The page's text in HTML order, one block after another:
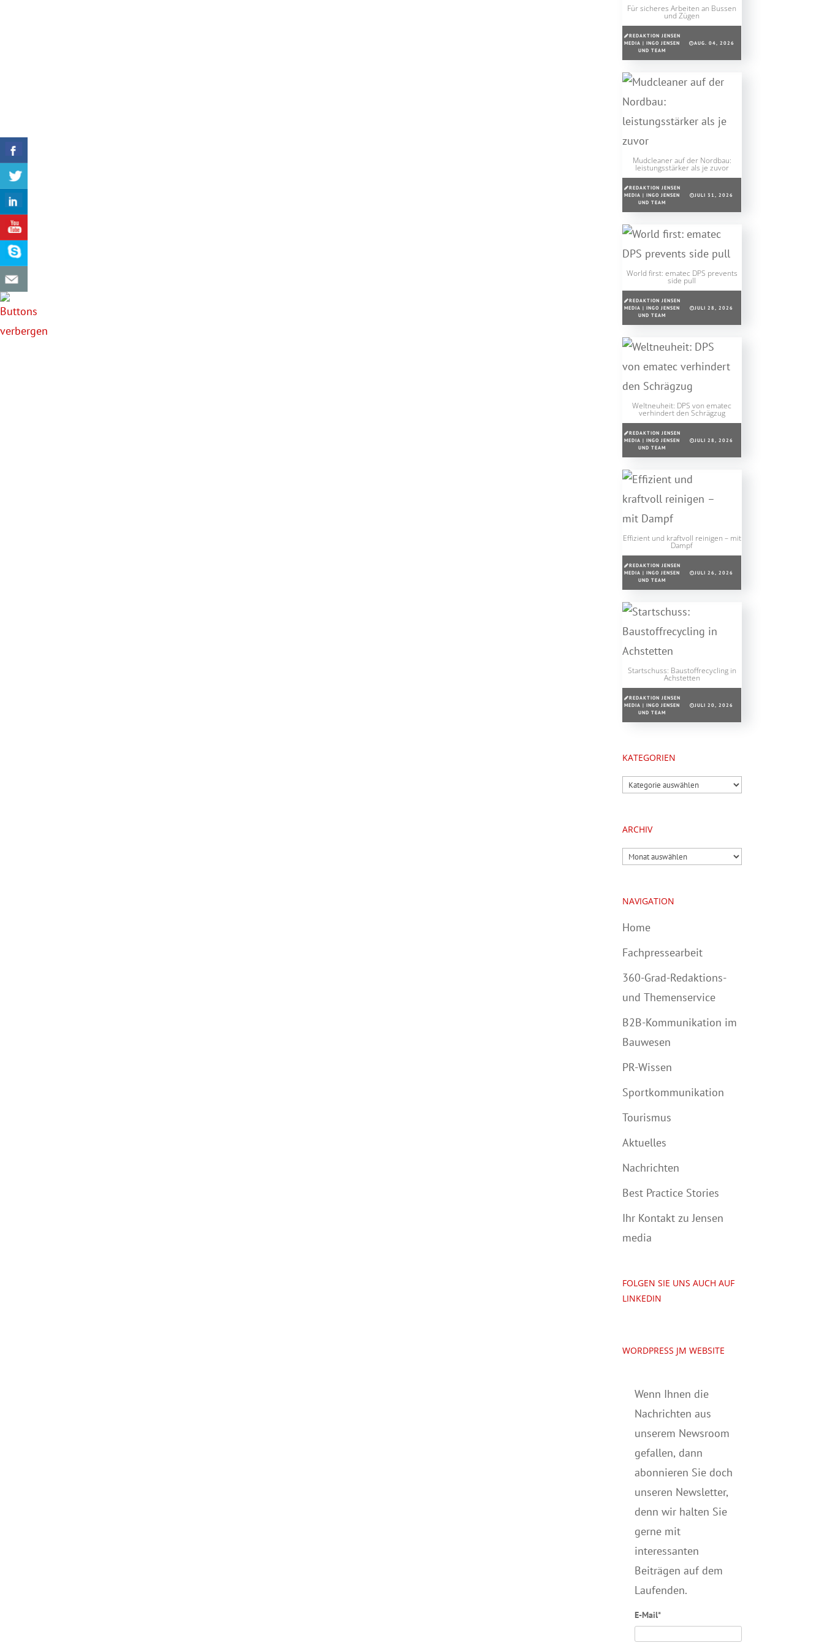
Für sicheres Arbeiten an Bussen
und Zügen
REDAKTION JENSEN
MEDIA | INGO JENSEN
UND TEAM
AUG. 04, 2026
Mudcleaner auf der Nordbau:
leistungsstärker als je zuvor
REDAKTION JENSEN
MEDIA | INGO JENSEN
UND TEAM
JULI 31, 2026
World first: ematec DPS prevents
side pull
REDAKTION JENSEN
MEDIA | INGO JENSEN
UND TEAM
JULI 28, 2026
Weltneuheit: DPS von ematec
verhindert den Schrägzug
REDAKTION JENSEN
MEDIA | INGO JENSEN
UND TEAM
JULI 28, 2026
Effizient und kraftvoll reinigen – mit
Dampf
REDAKTION JENSEN
MEDIA | INGO JENSEN
UND TEAM
JULI 26, 2026
Startschuss: Baustoffrecycling in
Achstetten
REDAKTION JENSEN
MEDIA | INGO JENSEN
UND TEAM
JULI 20, 2026
KATEGORIEN
Kategorien
ARCHIV
Archiv
NAVIGATION
Home
Fachpressearbeit
360-Grad-Redaktions-
und Themenservice
B2B-Kommunikation im
Bauwesen
PR-Wissen
Sportkommunikation
Tourismus
Aktuelles
Nachrichten
Best Practice Stories
Ihr Kontakt zu Jensen
media
FOLGEN SIE UNS AUCH AUF
LINKEDIN
WORDPRESS JM WEBSITE
Wenn Ihnen die
Nachrichten aus
unserem Newsroom
gefallen, dann
abonnieren Sie doch
unseren Newsletter,
denn wir halten Sie
gerne mit
interessanten
Beiträgen auf dem
Laufenden.
E-Mail*